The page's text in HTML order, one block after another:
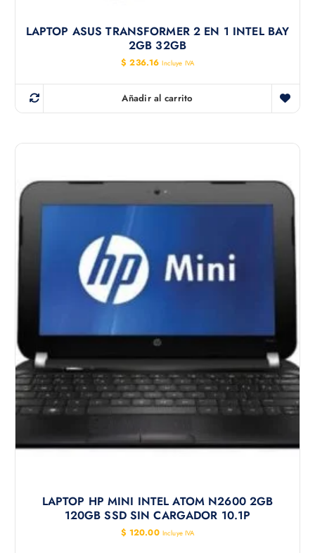
LAPTOP ASUS TRANSFORMER 2 EN 1 INTEL BAY
2GB 32GB
$ 236.16 Incluye IVA
Añadir al carrito
LAPTOP HP MINI INTEL ATOM N2600 2GB
120GB SSD SIN CARGADOR 10.1P
$ 120.00 Incluye IVA